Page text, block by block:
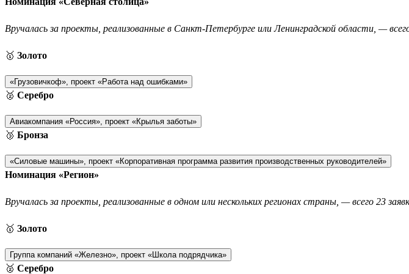
Вручалась за проекты, реализованные в Санкт-Петербурге или Ленинградской области, —
🥇 Золото
«Грузовичкоф», проект «Работа над ошибками»
🥈 Серебро
Авиакомпания «Россия», проект «Крылья заботы»
🥉 Бронза
«Силовые машины», проект «Корпоративная программа развития производственных руководителей»
Номинация «Регион»
Вручалась за проекты, реализованные в одном или нескольких регионах страны, — всего 23
🥇 Золото
Группа компаний «Железно», проект «Школа подрядчика»
🥈 Серебро